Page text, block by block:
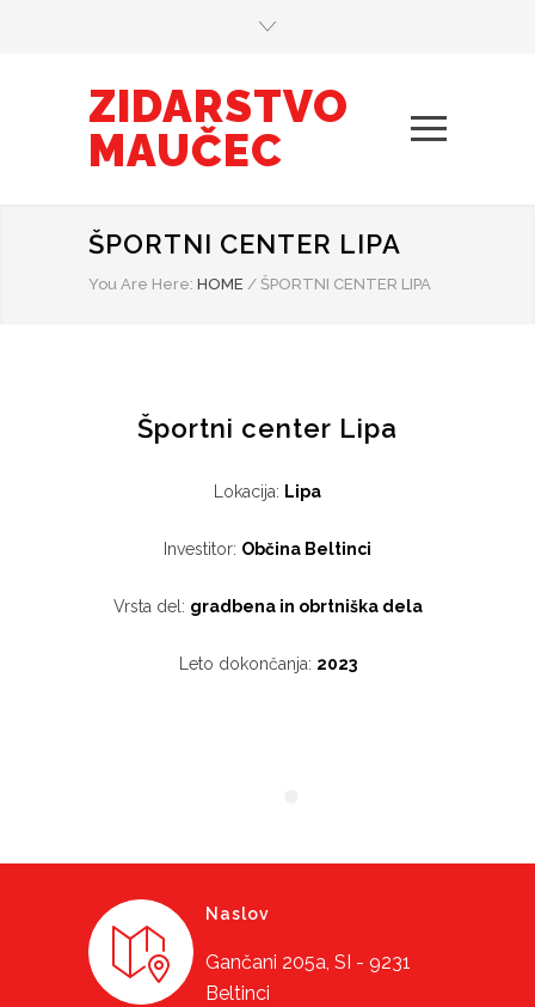
ZIDARSTVO
MAUČEC
ŠPORTNI CENTER LIPA
You Are Here: HOME / ŠPORTNI CENTER LIPA
Športni center Lipa
Lokacija: Lipa
Investitor: Občina Beltinci
Vrsta del: gradbena in obrtniška dela
Leto dokončanja: 2023
Naslov
Gančani 205a, SI - 9231
Beltinci